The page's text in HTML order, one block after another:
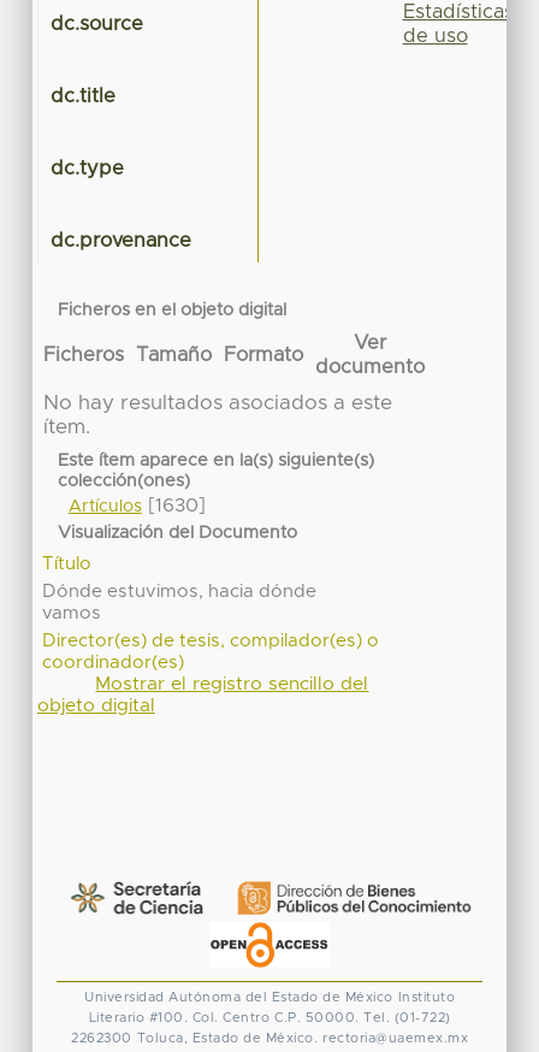
dc.source
dc.title
dc.type
dc.provenance
Ficheros en el objeto digital
Ficheros Tamaño Formato
Ver
documento
No hay resultados asociados a este
ítem.
Este ítem aparece en la(s) siguiente(s)
colección(ones)
Artículos[1630]
Visualización del Documento
Título
Dónde estuvimos, hacia dónde
vamos
Director(es) de tesis, compilador(es) o
coordinador(es)
Mostrar el registro sencillo del
objeto digital
Estadísticas
de uso
Universidad Autónoma del Estado de México
Instituto
Literario #100. Col. Centro C.P. 50000. Tel. (01-722)
2262300 Toluca, Estado de México. rectoria@uaemex.mx